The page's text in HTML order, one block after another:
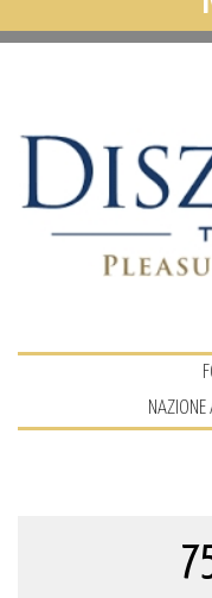
NAZIONE